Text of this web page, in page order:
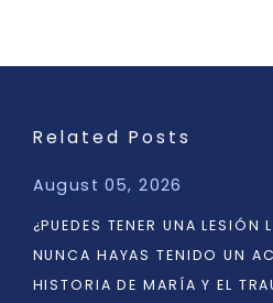
Related Posts
August 05, 2026
¿PUEDES TENER UNA LESIÓN
NUNCA HAYAS TENIDO UN
HISTORIA DE MARÍA Y EL